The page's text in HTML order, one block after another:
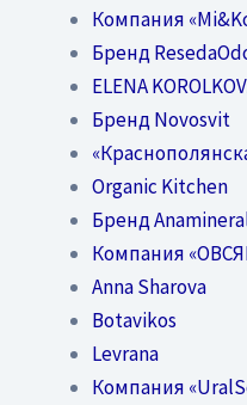
Компания
Бренд
ELENA
Бренд Novosvit
Organic Kitchen
Бренд
Компания
Anna Sharova
Botavikos
Levrana
Компания